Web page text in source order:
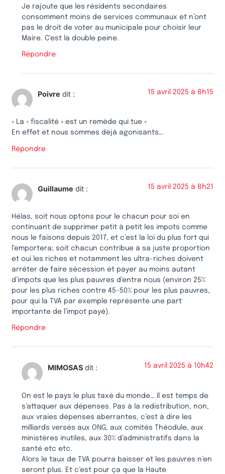
Je rajoute que les résidents secondaires
consomment moins de services communaux et n’ont
pas le droit de voter au municipale pour choisir leur
Maire. C’est la double peine.
Répondre
Poivre dit : 15 avril 2025 à 8h15
« La « fiscalité » est un remède qui tue »
En effet et nous sommes déjà agonisants…
Répondre
Guillaume dit : 15 avril 2025 à 8h21
Hélas, soit nous optons pour le chacun pour soi en
continuant de supprimer petit à petit les impots comme
nous le faisons depuis 2017, et c’est la loi du plus fort qui
l’emportera; soit chacun contribue à sa juste proportion
et oui les riches et notamment les ultra-riches doivent
arrêter de faire sécession et payer au moins autant
d’impots que les plus pauvres d’entre nous (environ 25%
pour les plus riches contre 45-50% pour les plus pauvres,
pour qui la TVA par exemple représente une part
importante de l’impot payé).
Répondre
MIMOSAS dit : 15 avril 2025 à 10h42
On est le pays le plus taxé du monde… Il est temps de
s’attaquer aux dépenses. Pas à la redistribution, non,
aux vraies dépenses aberrantes, c’est à dire les
milliards versés aux ONG, aux comités Théodule, aux
ministères inutiles, aux 30% d’administratifs dans la
santé etc etc.
Alors le taux de TVA pourra baisser et les pauvres n’en
seront plus. Et c’est pour ça que la Haute